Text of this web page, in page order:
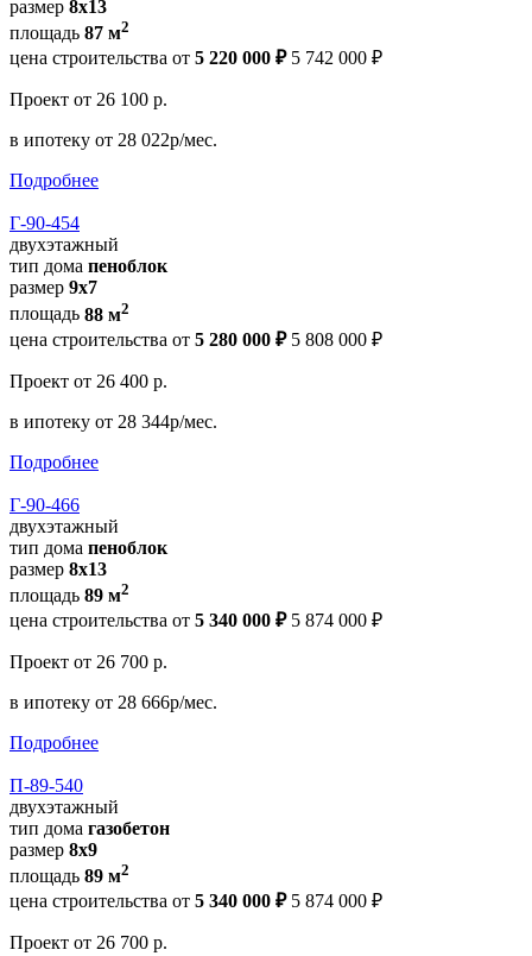
размер 8х13
площадь 87 м2
цена строительства от 5 220 000 ₽ 5 742 000 ₽
Проект от 26 100 р.
в ипотеку от 28 022р/мес.
Подробнее
Г-90-454
двухэтажный
тип дома пеноблок
размер 9х7
площадь 88 м2
цена строительства от 5 280 000 ₽ 5 808 000 ₽
Проект от 26 400 р.
в ипотеку от 28 344р/мес.
Подробнее
Г-90-466
двухэтажный
тип дома пеноблок
размер 8х13
площадь 89 м2
цена строительства от 5 340 000 ₽ 5 874 000 ₽
Проект от 26 700 р.
в ипотеку от 28 666р/мес.
Подробнее
П-89-540
двухэтажный
тип дома газобетон
размер 8х9
площадь 89 м2
цена строительства от 5 340 000 ₽ 5 874 000 ₽
Проект от 26 700 р.